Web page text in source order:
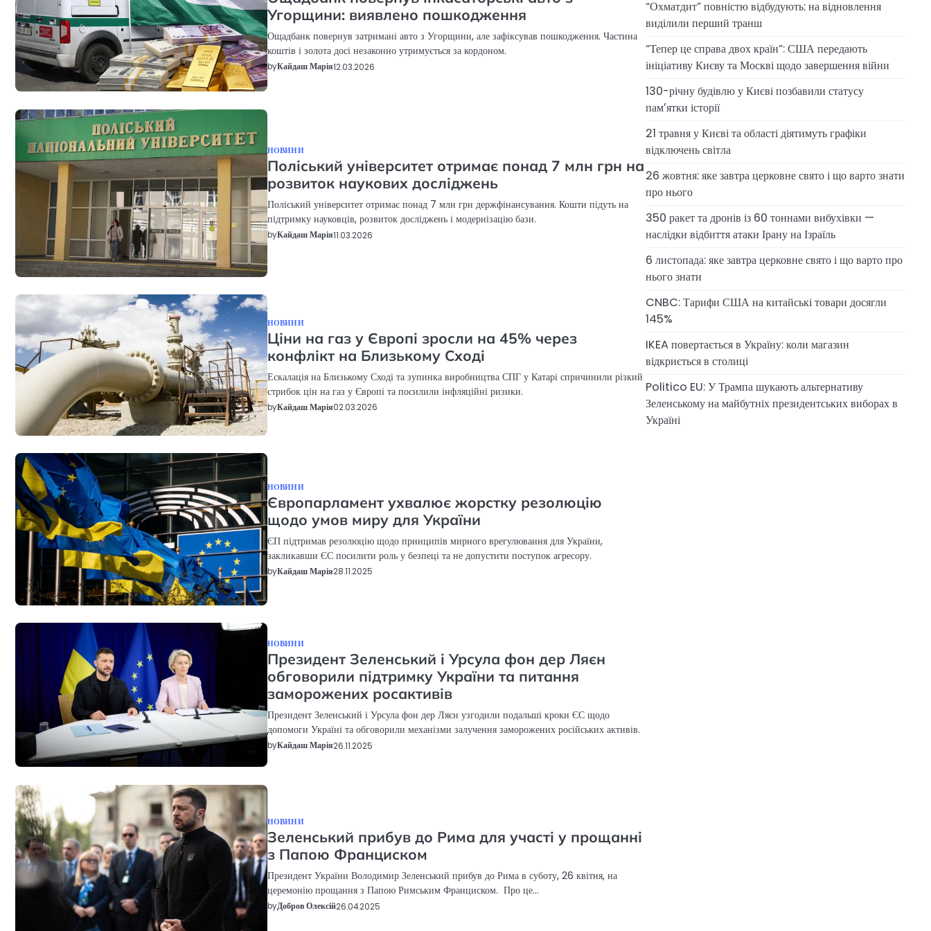
Угорщини: виявлено пошкодження
Ощадбанк повернув затримані авто з Угорщини, але зафіксував пошкодження. Частина
коштів і золота досі незаконно утримується за кордоном.
byКайдаш Марія12.03.2026
НОВИНИ
Поліський університет отримає понад 7 млн грн на
розвиток наукових досліджень
Поліський університет отримає понад 7 млн грн держфінансування. Кошти підуть на
підтримку науковців, розвиток досліджень і модернізацію бази.
byКайдаш Марія11.03.2026
НОВИНИ
Ціни на газ у Європі зросли на 45% через
конфлікт на Близькому Сході
Ескалація на Близькому Сході та зупинка виробництва СПГ у Катарі спричинили різкий
стрибок цін на газ у Європі та посилили інфляційні ризики.
byКайдаш Марія02.03.2026
НОВИНИ
Європарламент ухвалює жорстку резолюцію
щодо умов миру для України
ЄП підтримав резолюцію щодо принципів мирного врегулювання для України,
закликавши ЄС посилити роль у безпеці та не допустити поступок агресору.
byКайдаш Марія28.11.2025
НОВИНИ
Президент Зеленський і Урсула фон дер Ляєн
обговорили підтримку України та питання
заморожених росактивів
Президент Зеленський і Урсула фон дер Ляєн узгодили подальші кроки ЄС щодо
допомоги Україні та обговорили механізми залучення заморожених російських активів.
byКайдаш Марія26.11.2025
НОВИНИ
Зеленський прибув до Рима для участі у прощанні
з Папою Франциском
Президент України Володимир Зеленський прибув до Рима в суботу, 26 квітня, на
церемонію прощання з Папою Римським Франциском. Про це…
byДобров Олексій26.04.2025
“Охматдит” повністю відбудують: на відновлення
виділили перший транш
“Тепер це справа двох країн”: США передають
ініціативу Києву та Москві щодо завершення війни
130-річну будівлю у Києві позбавили статусу
памʼятки історії
21 травня у Києві та області діятимуть графіки
відключень світла
26 жовтня: яке завтра церковне свято і що варто знати
про нього
350 ракет та дронів із 60 тоннами вибухівки —
наслідки відбиття атаки Ірану на Ізраїль
6 листопада: яке завтра церковне свято і що варто про
нього знати
CNBC: Тарифи США на китайські товари досягли
145%
IKEA повертається в Україну: коли магазин
відкриється в столиці
Politico EU: У Трампа шукають альтернативу
Зеленському на майбутніх президентських виборах в
Україні